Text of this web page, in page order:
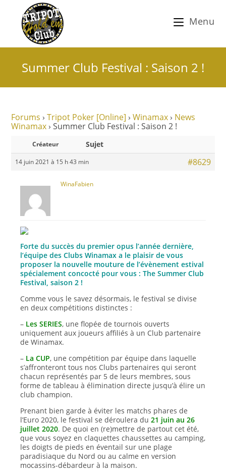
Menu
Summer Club Festival : Saison 2 !
Forums › Tripot Poker [Online] › Winamax › News
Winamax › Summer Club Festival : Saison 2 !
Créateur Sujet
14 juin 2021 à 15 h 43 min #8629
WinaFabien
Forte du succès du premier opus l’année dernière,
l’équipe des Clubs Winamax a le plaisir de vous
proposer la nouvelle mouture de l’évènement estival
spécialement concocté pour vous : The Summer Club
Festival, saison 2 !
Comme vous le savez désormais, le festival se divise
en deux compétitions distinctes :
– Les SERIES, une flopée de tournois ouverts
uniquement aux joueurs affiliés à un Club partenaire
de Winamax.
– La CUP, une compétition par équipe dans laquelle
s’affronteront tous nos Clubs partenaires qui seront
chacun représentés par 5 de leurs membres, sous
forme de tableau à élimination directe jusqu’à élire un
club champion.
Prenant bien garde à éviter les matchs phares de
l’Euro 2020, le festival se déroulera du21 juin au 26
juillet 2020. De quoi en (re)mettre de partout cet été,
que vous soyez en claquettes chaussettes au camping,
les doigts de pieds en éventail sur une plage
paradisiaque du Nord ou au calme en version
mocassins-débardeur à la maison.